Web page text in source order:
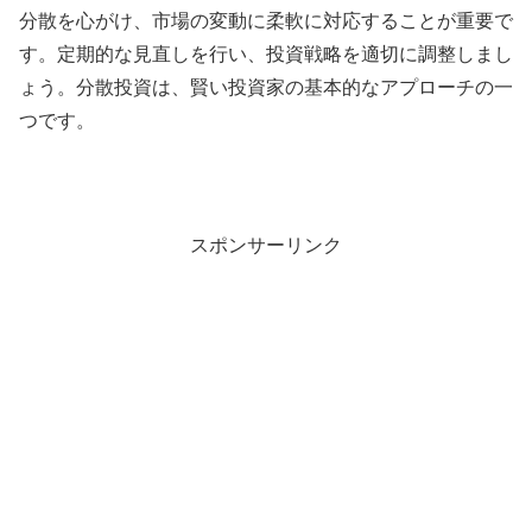
分散を心がけ、市場の変動に柔軟に対応することが重要で
す。定期的な見直しを行い、投資戦略を適切に調整しまし
ょう。分散投資は、賢い投資家の基本的なアプローチの一
つです。
スポンサーリンク